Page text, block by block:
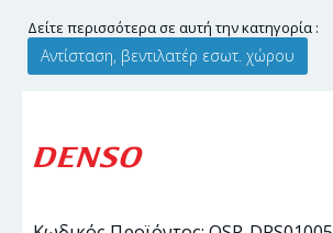
Δείτε περισσότερα σε αυτή την κατηγορία :
Αντίσταση, βεντιλατέρ εσωτ. χώρου